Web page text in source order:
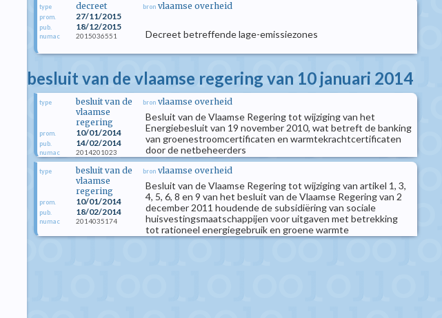
type decreet
prom. 27/11/2015
pub. 18/12/2015
numac 2015036551
bron vlaamse overheid
Decreet betreffende lage-emissiezones
besluit van de vlaamse regering van 10 januari 2014
type
besluit van de
vlaamse
regering
prom. 10/01/2014
pub. 14/02/2014
numac 2014201023
bron vlaamse overheid
Besluit van de Vlaamse Regering tot wijziging van het
Energiebesluit van 19 november 2010, wat betreft de banking
van groenestroomcertificaten en warmtekrachtcertificaten
door de netbeheerders
type
besluit van de
vlaamse
regering
prom. 10/01/2014
pub. 18/02/2014
numac 2014035174
bron vlaamse overheid
Besluit van de Vlaamse Regering tot wijziging van artikel 1, 3,
4, 5, 6, 8 en 9 van het besluit van de Vlaamse Regering van 2
december 2011 houdende de subsidiëring van sociale
huisvestingsmaatschappijen voor uitgaven met betrekking
tot rationeel energiegebruik en groene warmte